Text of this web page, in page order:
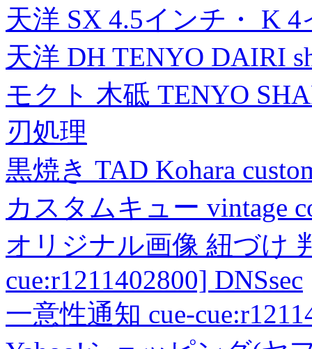
天洋 SX 4.5インチ・ K
天洋 DH TENYO DAIRI
モクト 木砥 TENYO
刃処理
黒焼き TAD Kohara
カスタムキュー vintage
オリジナル画像 紐づけ
cue:r1211402800] DNSsec
一意性通知 cue-